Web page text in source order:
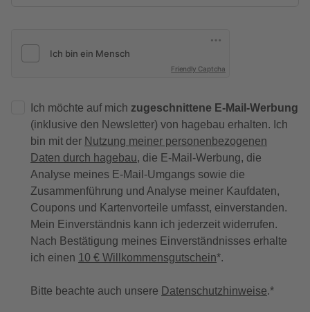
Friendly Captcha
Ich möchte auf mich zugeschnittene E-Mail-Werbung
(inklusive den Newsletter) von hagebau erhalten. Ich
bin mit der Nutzung meiner personenbezogenen
Daten durch hagebau, die E-Mail-Werbung, die
Analyse meines E-Mail-Umgangs sowie die
Zusammenführung und Analyse meiner Kaufdaten,
Coupons und Kartenvorteile umfasst, einverstanden.
Mein Einverständnis kann ich jederzeit widerrufen.
Nach Bestätigung meines Einverständnisses erhalte
ich einen 10 € Willkommensgutschein*.
Bitte beachte auch unsere Datenschutzhinweise.